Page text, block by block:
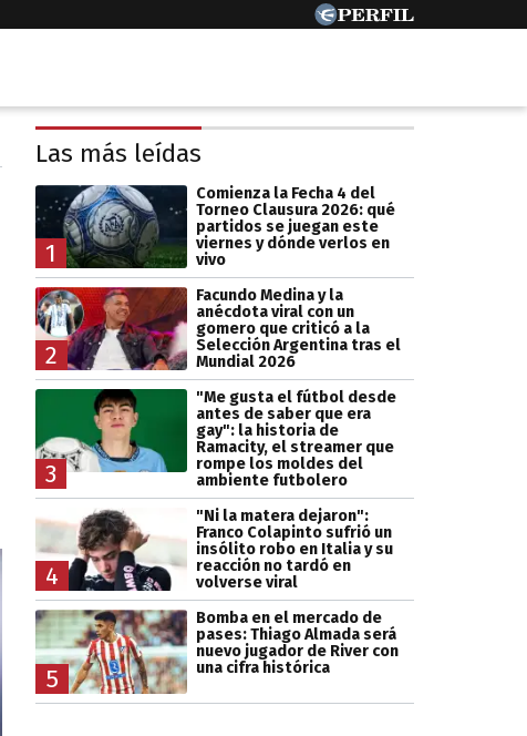
Las más leídas
1
Comienza la Fecha 4 del
Torneo Clausura 2026: qué
partidos se juegan este
viernes y dónde verlos en
vivo
2
Facundo Medina y la
anécdota viral con un
gomero que criticó a la
Selección Argentina tras el
Mundial 2026
3
"Me gusta el fútbol desde
antes de saber que era
gay": la historia de
Ramacity, el streamer que
rompe los moldes del
ambiente futbolero
4
"Ni la matera dejaron":
Franco Colapinto sufrió un
insólito robo en Italia y su
reacción no tardó en
volverse viral
5
Bomba en el mercado de
pases: Thiago Almada será
nuevo jugador de River con
una cifra histórica